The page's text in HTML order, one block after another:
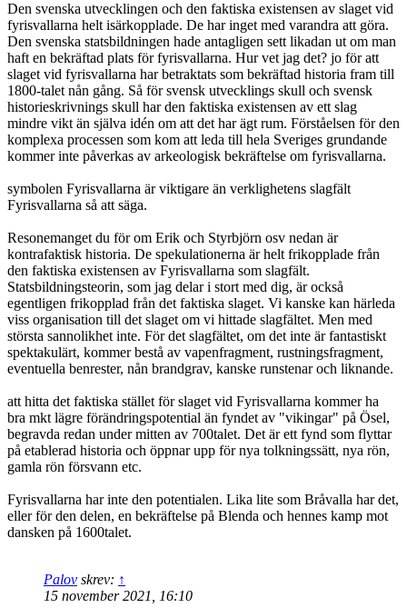
Den svenska utvecklingen och den faktiska existensen av slaget vid
fyrisvallarna helt isärkopplade. De har inget med varandra att göra.
Den svenska statsbildningen hade antagligen sett likadan ut om man
haft en bekräftad plats för fyrisvallarna. Hur vet jag det? jo för att
slaget vid fyrisvallarna har betraktats som bekräftad historia fram till
1800-talet nån gång. Så för svensk utvecklings skull och svensk
historieskrivnings skull har den faktiska existensen av ett slag
mindre vikt än själva idén om att det har ägt rum. Förståelsen för den
komplexa processen som kom att leda till hela Sveriges grundande
kommer inte påverkas av arkeologisk bekräftelse om fyrisvallarna.
symbolen Fyrisvallarna är viktigare än verklighetens slagfält
Fyrisvallarna så att säga.
Resonemanget du för om Erik och Styrbjörn osv nedan är
kontrafaktisk historia. De spekulationerna är helt frikopplade från
den faktiska existensen av Fyrisvallarna som slagfält.
Statsbildningsteorin, som jag delar i stort med dig, är också
egentligen frikopplad från det faktiska slaget. Vi kanske kan härleda
viss organisation till det slaget om vi hittade slagfältet. Men med
största sannolikhet inte. För det slagfältet, om det inte är fantastiskt
spektakulärt, kommer bestå av vapenfragment, rustningsfragment,
eventuella benrester, nån brandgrav, kanske runstenar och liknande.
att hitta det faktiska stället för slaget vid Fyrisvallarna kommer ha
bra mkt lägre förändringspotential än fyndet av "vikingar" på Ösel,
begravda redan under mitten av 700talet. Det är ett fynd som flyttar
på etablerad historia och öppnar upp för nya tolkningssätt, nya rön,
gamla rön försvann etc.
Fyrisvallarna har inte den potentialen. Lika lite som Bråvalla har det,
eller för den delen, en bekräftelse på Blenda och hennes kamp mot
dansken på 1600talet.
Palov skrev: ↑
15 november 2021, 16:10